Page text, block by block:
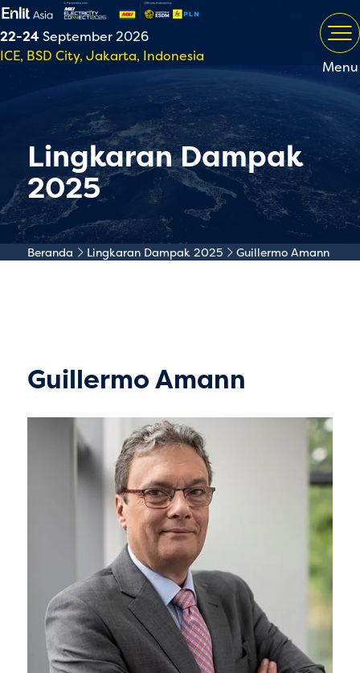
22-24September 2026
ICE, BSD City, Jakarta, Indonesia
Menu
Lingkaran Dampak
2025
Beranda Lingkaran Dampak 2025 Guillermo Amann
Guillermo Amann